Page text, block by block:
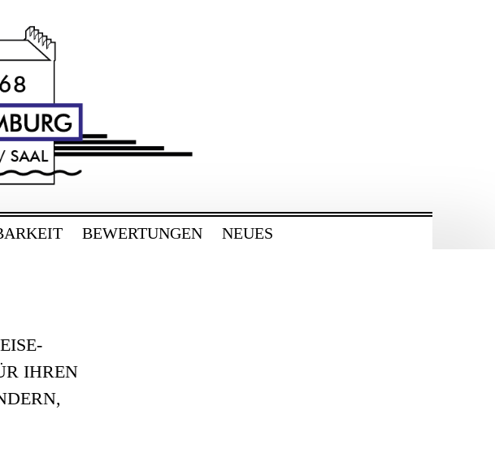
BEWERTUNGEN NEUES
IHREN